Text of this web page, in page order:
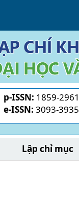
p-ISSN: 1859-2961
e-ISSN: 3093-3935
Lập chỉ mục